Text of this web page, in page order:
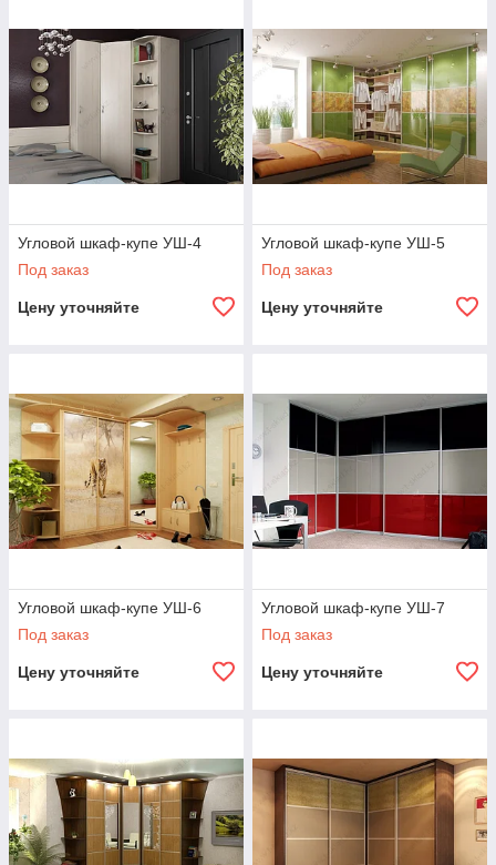
Угловой шкаф-купе УШ-4
Под заказ
Цену уточняйте
Угловой шкаф-купе УШ-5
Под заказ
Цену уточняйте
Угловой шкаф-купе УШ-6
Под заказ
Цену уточняйте
Угловой шкаф-купе УШ-7
Под заказ
Цену уточняйте